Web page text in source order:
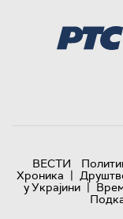
ВЕСТИ
Хроника |
у Украјини |